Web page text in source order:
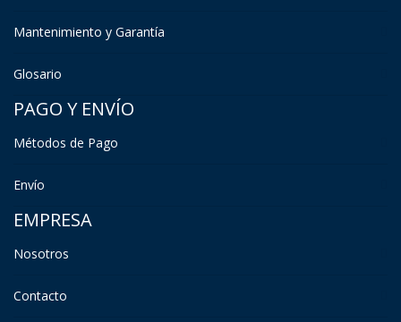
Mantenimiento y Garantía
Glosario
PAGO Y ENVÍO
Métodos de Pago
Envío
EMPRESA
Nosotros
Contacto